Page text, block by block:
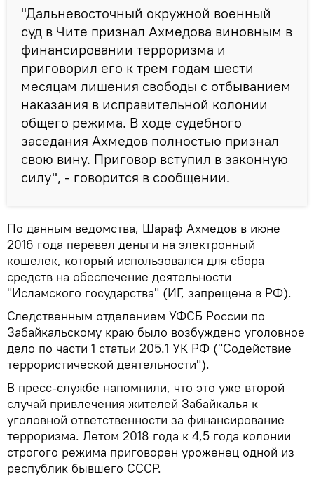
"Дальневосточный окружной военный
суд в Чите признал Ахмедова виновным в
финансировании терроризма и
приговорил его к трем годам шести
месяцам лишения свободы с отбыванием
наказания в исправительной колонии
общего режима. В ходе судебного
заседания Ахмедов полностью признал
свою вину. Приговор вступил в законную
силу", - говорится в сообщении.
По данным ведомства, Шараф Ахмедов в июне
2016 года перевел деньги на электронный
кошелек, который использовался для сбора
средств на обеспечение деятельности
"Исламского государства" (ИГ, запрещена в РФ).
Следственным отделением УФСБ России по
Забайкальскому краю было возбуждено уголовное
дело по части 1 статьи 205.1 УК РФ ("Содействие
террористической деятельности").
В пресс-службе напомнили, что это уже второй
случай привлечения жителей Забайкалья к
уголовной ответственности за финансирование
терроризма. Летом 2018 года к 4,5 года колонии
строгого режима приговорен уроженец одной из
республик бывшего СССР.